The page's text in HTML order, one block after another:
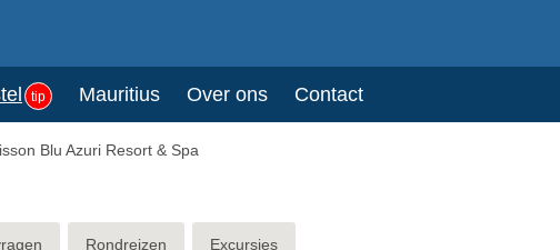
tip Mauritius Over ons Contact
Blu Azuri Resort & Spa
Rondreizen Excursies